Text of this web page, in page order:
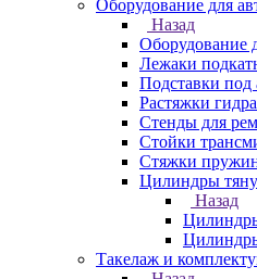
Оборудование для
Назад
Оборудование
Лежаки
Подставки под
Растяжки
Стенды для
Стойки
Стяжки
Цилиндры
Назад
Такелаж и